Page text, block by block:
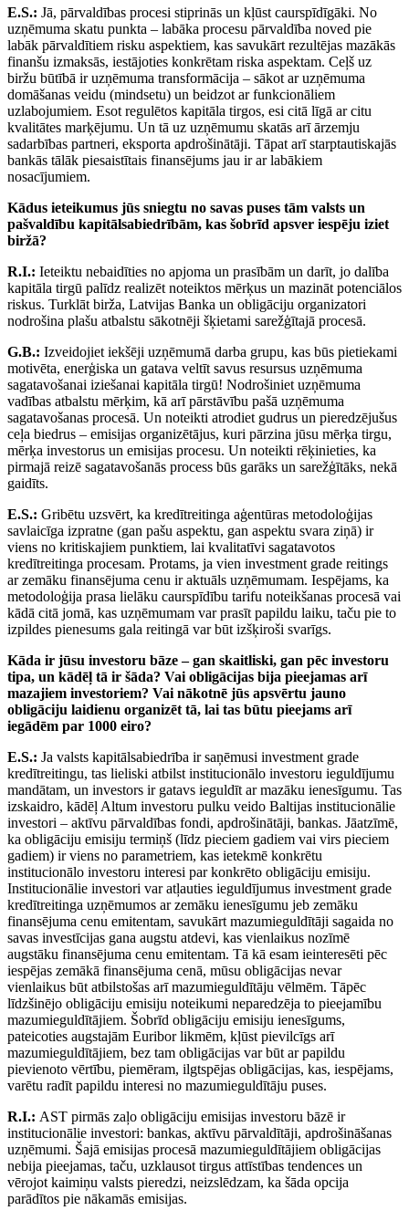
E.S.: Jā, pārvaldības procesi stiprinās un kļūst caurspīdīgāki. No
uzņēmuma skatu punkta – labāka procesu pārvaldība noved pie
labāk pārvaldītiem risku aspektiem, kas savukārt rezultējas mazākās
finanšu izmaksās, iestājoties konkrētam riska aspektam. Ceļš uz
biržu būtībā ir uzņēmuma transformācija – sākot ar uzņēmuma
domāšanas veidu (mindsetu) un beidzot ar funkcionāliem
uzlabojumiem. Esot regulētos kapitāla tirgos, esi citā līgā ar citu
kvalitātes marķējumu. Un tā uz uzņēmumu skatās arī ārzemju
sadarbības partneri, eksporta apdrošinātāji. Tāpat arī starptautiskajās
bankās tālāk piesaistītais finansējums jau ir ar labākiem
nosacījumiem.
Kādus ieteikumus jūs sniegtu no savas puses tām valsts un
pašvaldību kapitālsabiedrībām, kas šobrīd apsver iespēju iziet
biržā?
R.I.: Ieteiktu nebaidīties no apjoma un prasībām un darīt, jo dalība
kapitāla tirgū palīdz realizēt noteiktos mērķus un mazināt potenciālos
riskus. Turklāt birža, Latvijas Banka un obligāciju organizatori
nodrošina plašu atbalstu sākotnēji šķietami sarežģītajā procesā.
G.B.: Izveidojiet iekšēji uzņēmumā darba grupu, kas būs pietiekami
motivēta, enerģiska un gatava veltīt savus resursus uzņēmuma
sagatavošanai iziešanai kapitāla tirgū! Nodrošiniet uzņēmuma
vadības atbalstu mērķim, kā arī pārstāvību pašā uzņēmuma
sagatavošanas procesā. Un noteikti atrodiet gudrus un pieredzējušus
ceļa biedrus – emisijas organizētājus, kuri pārzina jūsu mērķa tirgu,
mērķa investorus un emisijas procesu. Un noteikti rēķinieties, ka
pirmajā reizē sagatavošanās process būs garāks un sarežģītāks, nekā
gaidīts.
E.S.: Gribētu uzsvērt, ka kredītreitinga aģentūras metodoloģijas
savlaicīga izpratne (gan pašu aspektu, gan aspektu svara ziņā) ir
viens no kritiskajiem punktiem, lai kvalitatīvi sagatavotos
kredītreitinga procesam. Protams, ja vien investment grade reitings
ar zemāku finansējuma cenu ir aktuāls uzņēmumam. Iespējams, ka
metodoloģija prasa lielāku caurspīdību tarifu noteikšanas procesā vai
kādā citā jomā, kas uzņēmumam var prasīt papildu laiku, taču pie to
izpildes pienesums gala reitingā var būt izšķiroši svarīgs.
Kāda ir jūsu investoru bāze – gan skaitliski, gan pēc investoru
tipa, un kādēļ tā ir šāda? Vai obligācijas bija pieejamas arī
mazajiem investoriem? Vai nākotnē jūs apsvērtu jauno
obligāciju laidienu organizēt tā, lai tas būtu pieejams arī
iegādēm par 1000 eiro?
E.S.: Ja valsts kapitālsabiedrība ir saņēmusi investment grade
kredītreitingu, tas lieliski atbilst institucionālo investoru ieguldījumu
mandātam, un investors ir gatavs ieguldīt ar mazāku ienesīgumu. Tas
izskaidro, kādēļ Altum investoru pulku veido Baltijas institucionālie
investori – aktīvu pārvaldības fondi, apdrošinātāji, bankas. Jāatzīmē,
ka obligāciju emisiju termiņš (līdz pieciem gadiem vai virs pieciem
gadiem) ir viens no parametriem, kas ietekmē konkrētu
institucionālo investoru interesi par konkrēto obligāciju emisiju.
Institucionālie investori var atļauties ieguldījumus investment grade
kredītreitinga uzņēmumos ar zemāku ienesīgumu jeb zemāku
finansējuma cenu emitentam, savukārt mazumieguldītāji sagaida no
savas investīcijas gana augstu atdevi, kas vienlaikus nozīmē
augstāku finansējuma cenu emitentam. Tā kā esam ieinteresēti pēc
iespējas zemākā finansējuma cenā, mūsu obligācijas nevar
vienlaikus būt atbilstošas arī mazumieguldītāju vēlmēm. Tāpēc
līdzšinējo obligāciju emisiju noteikumi neparedzēja to pieejamību
mazumieguldītājiem. Šobrīd obligāciju emisiju ienesīgums,
pateicoties augstajām Euribor likmēm, kļūst pievilcīgs arī
mazumieguldītājiem, bez tam obligācijas var būt ar papildu
pievienoto vērtību, piemēram, ilgtspējas obligācijas, kas, iespējams,
varētu radīt papildu interesi no mazumieguldītāju puses.
R.I.: AST pirmās zaļo obligāciju emisijas investoru bāzē ir
institucionālie investori: bankas, aktīvu pārvaldītāji, apdrošināšanas
uzņēmumi. Šajā emisijas procesā mazumieguldītājiem obligācijas
nebija pieejamas, taču, uzklausot tirgus attīstības tendences un
vērojot kaimiņu valsts pieredzi, neizslēdzam, ka šāda opcija
parādītos pie nākamās emisijas.